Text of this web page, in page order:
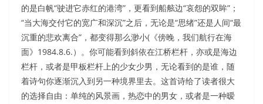
的是白帆“驶进它赤红的港湾”，更看到船舷边“哀怨的双眸”；
“当大海交付它的宽广和深沉”之后，无论是“思绪”还是人间“最
沉重的悲欢离合”，都变得那么渺小(《傍晚，我们航行在海
面》1984.8.6.）。你可能看到斜依在江桥栏杆，亦或是海边
栏杆，或者是甲板栏杆上的少女少男，无论看到的是谁，随
着诗句你逐渐沉入到另一种境界里去。这首诗给了读者很大
的选择自由：单纯的风景画，热恋中的男女，或者是一种暧